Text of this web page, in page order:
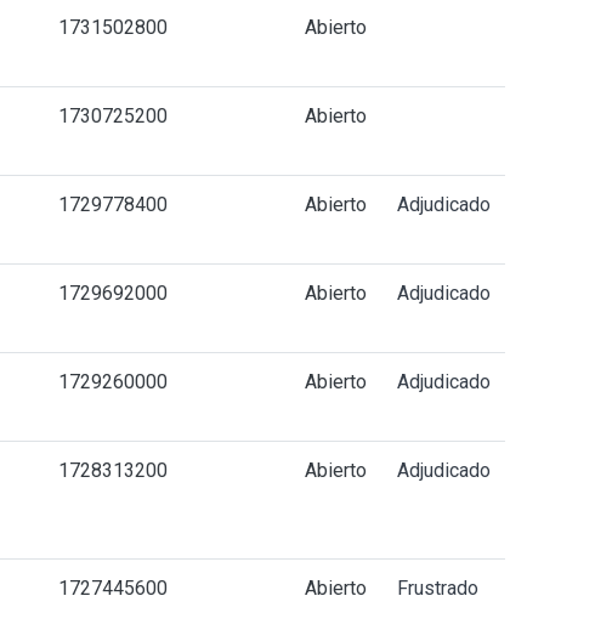
1731502800 Abierto
1730725200 Abierto
1729778400 Abierto Adjudicado
1729692000 Abierto Adjudicado
1729260000 Abierto Adjudicado
1728313200 Abierto Adjudicado
1727445600 Abierto Frustrado